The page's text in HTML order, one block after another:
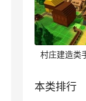
村庄建造类
本类排行